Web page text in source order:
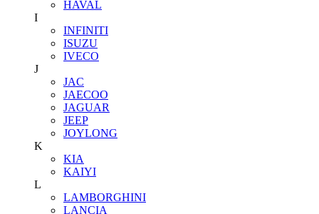
HAVAL
I
INFINITI
ISUZU
IVECO
J
JAC
JAECOO
JAGUAR
JEEP
JOYLONG
K
KIA
KAIYI
L
LAMBORGHINI
LANCIA